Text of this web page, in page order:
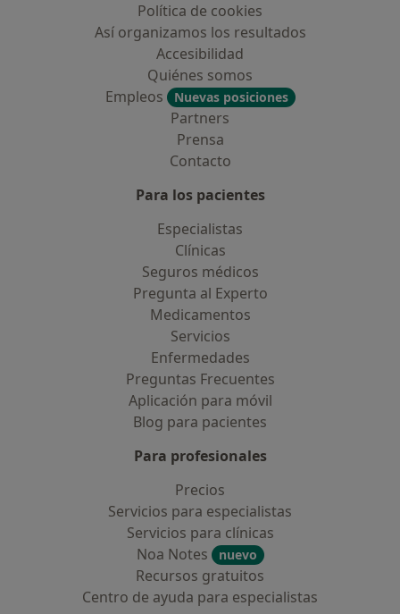
Política de cookies
Así organizamos los resultados
Accesibilidad
Quiénes somos
Empleos
Nuevas posiciones
Partners
Prensa
Contacto
Para los pacientes
Especialistas
Clínicas
Seguros médicos
Pregunta al Experto
Medicamentos
Servicios
Enfermedades
Preguntas Frecuentes
Aplicación para móvil
Blog para pacientes
Para profesionales
Precios
Servicios para especialistas
Servicios para clínicas
Noa Notes
nuevo
Recursos gratuitos
Centro de ayuda para especialistas